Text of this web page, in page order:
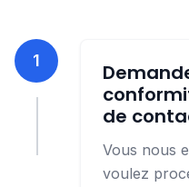
1
de
Vous nous
voulez